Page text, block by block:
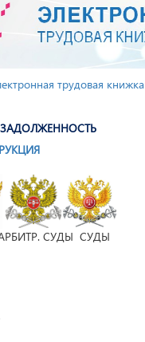
трудовая книжка
СУДЫ СУДЫ